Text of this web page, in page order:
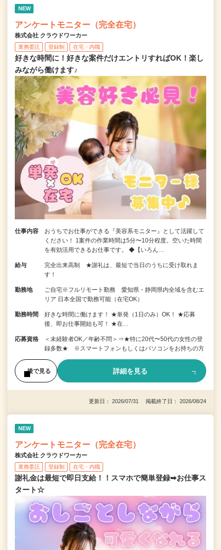
NEW
アンケートモニター（完全在宅）
株式会社 クラウドワーカー
業務委託 登録制 在宅・内職
好きな時間に！好きな案件だけエントリすればOK！楽し
みながら働けます♪
仕事内容
おうちでお仕事ができる『美容系モニター』として活躍して
ください！ 1案件の作業時間は5分〜10分程度。空いた時間
を有効活用できるお仕事です。 ◆【いろん…
給与
完全出来高制 ★謝礼は、最短で当日のうちに受け取れま
す！
勤務地
ご自宅※フルリモート勤務 愛知県・静岡県内全域を含むエ
リア 日本全国で勤務可能（在宅OK）
勤務時間
好きな時間に働けます！ ★単発（1日のみ）OK！ ★応募
後、即お仕事開始も可！ ★在…
応募資格
＜未経験者OK／年齢不問＞⇒★特に20代〜50代の女性の登
録多数★ ※スマートフォンもしくはパソコンをお持ちの方
後で見る 詳細を見る
更新日： 2026/07/31 掲載終了日： 2026/08/24
NEW
アンケートモニター（完全在宅）
株式会社 クラウドワーカー
業務委託 登録制 在宅・内職
謝礼金は最短で即日支給！！スマホで簡単登録➡お仕事ス
タート☆